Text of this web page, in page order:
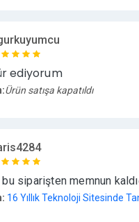
ediyorum
Ürün satışa kapatıldı
bu siparişten memnun
16 Yıllık Teknoloji Sitesinde